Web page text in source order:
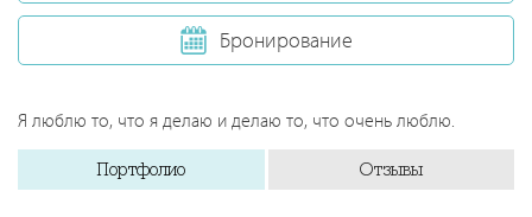
Бронирование
Я люблю то, что я делаю и делаю то, что очень люблю.
Портфолио Отзывы